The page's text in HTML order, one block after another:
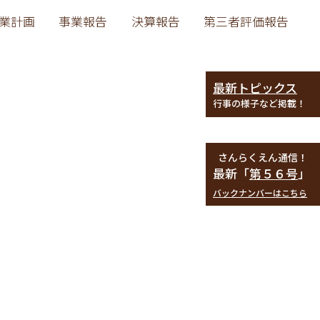
計画 事業報告 決算報告 第三者評価報告
最新トピックス
行事の様子など掲載！
さんらくえん通信！
最新「第５６号」
バックナンバーはこちら